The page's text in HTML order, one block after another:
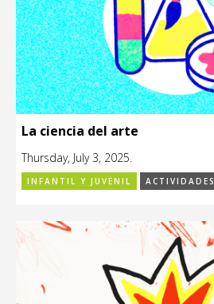
La ciencia del arte
Thursday, July 3, 2025.
INFANTIL Y JUVENIL ACTIVIDADES